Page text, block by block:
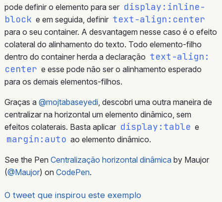
pode definir o elemento para ser display:inline-
block e em seguida, definir text-align:center
para o seu container. A desvantagem nesse caso é o efeito
colateral do alinhamento do texto. Todo elemento-filho
dentro do container herda a declaração text-align:
center e esse pode não ser o alinhamento esperado
para os demais elementos-filhos.
Graças a @mojtabaseyedi, descobri uma outra maneira de
centralizar na horizontal um elemento dinâmico, sem
efeitos colaterais. Basta aplicar display:table e
margin:auto ao elemento dinâmico.
See the Pen Centralização horizontal dinâmicaby Maujor
(@Maujor) on CodePen.
O tweet que inspirou este exemplo